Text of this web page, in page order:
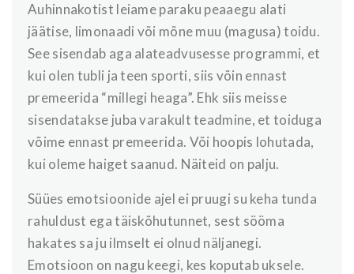
Auhinnakotist leiame paraku peaaegu alati
jäätise, limonaadi või mõne muu (magusa) toidu.
See sisendab aga alateadvusesse programmi, et
kui olen tubli ja teen sporti, siis võin ennast
premeerida “millegi heaga”. Ehk siis meisse
sisendatakse juba varakult teadmine, et toiduga
võime ennast premeerida. Või hoopis lohutada,
kui oleme haiget saanud. Näiteid on palju.
Süües emotsioonide ajel ei pruugi su keha tunda
rahuldust ega täiskõhutunnet, sest sööma
hakates sa ju ilmselt ei olnud näljanegi.
Emotsioon on nagu keegi, kes koputab uksele.